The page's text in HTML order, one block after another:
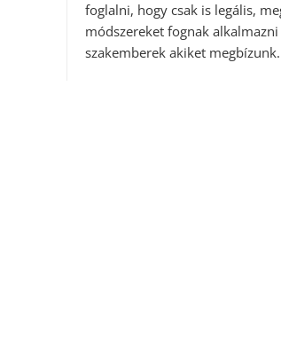
foglalni, hogy csak is legális,
módszereket fognak alkalmazni
szakemberek akiket megbízunk.